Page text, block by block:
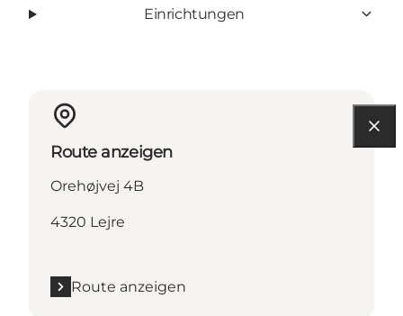
Einrichtungen
Route anzeigen
Orehøjvej 4B
4320 Lejre
Route anzeigen